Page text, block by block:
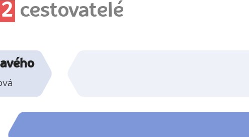
2 cestovatelé